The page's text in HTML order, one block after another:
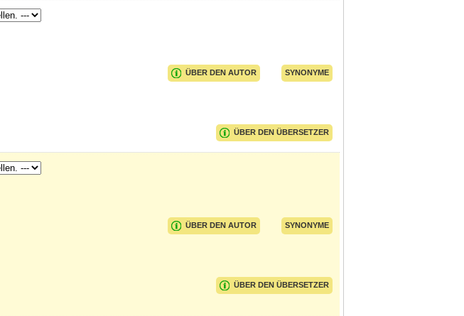
SYNONYME
ÜBER DEN AUTOR
ÜBER DEN ÜBERSETZER
SYNONYME
ÜBER DEN AUTOR
ÜBER DEN ÜBERSETZER